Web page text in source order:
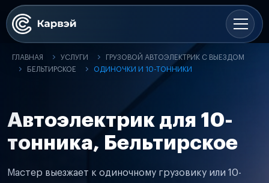
ГЛАВНАЯ УСЛУГИ
ГРУЗОВОЙ АВТОЭЛЕКТРИК С ВЫЕЗДОМ
БЕЛЬТИРСКОЕ
ОДИНОЧКИ И 10-ТОННИКИ
Автоэлектрик для 10-
тонника, Бельтирское
Мастер выезжает к одиночному грузовику или 10-